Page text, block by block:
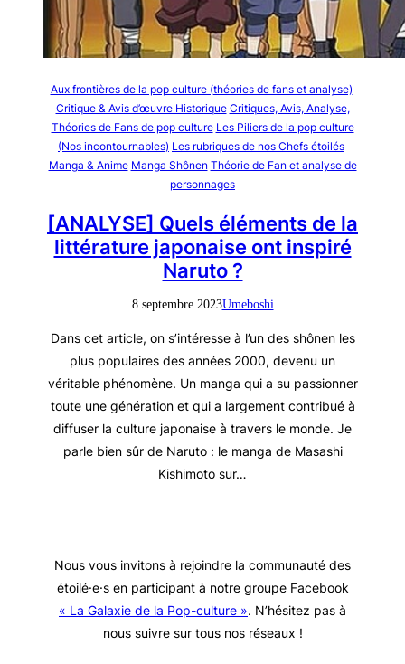
Aux frontières de la pop culture (théories de fans et analyse)
Critique & Avis d’œuvre Historique Critiques, Avis, Analyse,
Théories de Fans de pop culture Les Piliers de la pop culture
(Nos incontournables) Les rubriques de nos Chefs étoilés
Manga & Anime Manga Shônen Théorie de Fan et analyse de
personnages
[ANALYSE] Quels éléments de la
littérature japonaise ont inspiré
Naruto ?
8 septembre 2023Umeboshi
Dans cet article, on s’intéresse à l’un des shônen les
plus populaires des années 2000, devenu un
véritable phénomène. Un manga qui a su passionner
toute une génération et qui a largement contribué à
diffuser la culture japonaise à travers le monde. Je
parle bien sûr de Naruto : le manga de Masashi
Kishimoto sur…
Nous vous invitons à rejoindre la communauté des
étoilé·e·s en participant à notre groupe Facebook
« La Galaxie de la Pop-culture ». N’hésitez pas à
nous suivre sur tous nos réseaux !